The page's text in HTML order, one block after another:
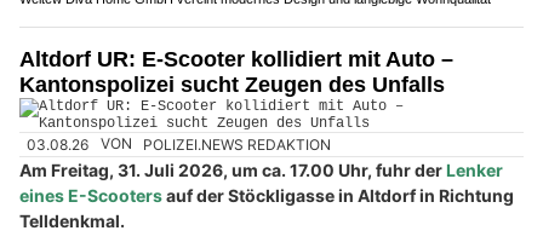
Altdorf UR: E-Scooter kollidiert mit Auto –
Kantonspolizei sucht Zeugen des Unfalls
03.08.26 VON POLIZEI.NEWS REDAKTION
Am Freitag, 31. Juli 2026, um ca. 17.00 Uhr, fuhr derLenker
eines E-Scootersauf der Stöckligasse in Altdorf in Richtung
Telldenkmal.